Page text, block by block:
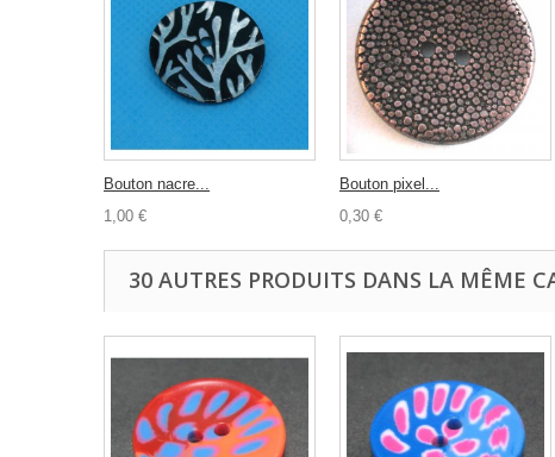
Bouton nacre...
1,00 €
Bouton pixel...
0,30 €
30 AUTRES PRODUITS DANS LA MÊME